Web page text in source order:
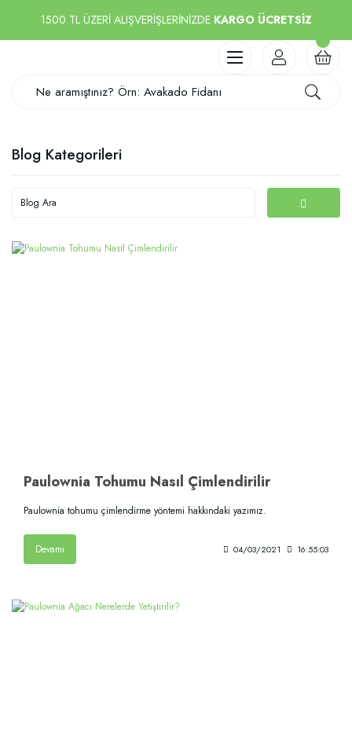
1500 TL ÜZERİ ALIŞVERİŞLERİNİZDE KARGO ÜCRETSİZ
Blog Kategorileri
Paulownia Tohumu Nasıl Çimlendirilir
Paulownia tohumu çimlendirme yöntemi hakkındaki yazımız.
Devamı 04/03/2021 16:55:03